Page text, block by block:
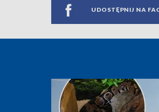
UDOSTĘPNIJ NA